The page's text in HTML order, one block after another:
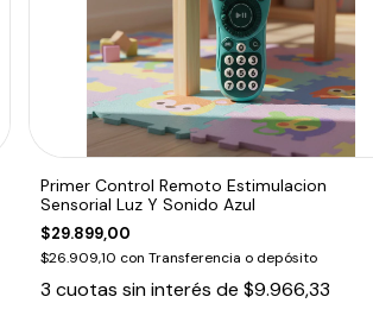
Primer Control Remoto Estimulacion
Sensorial Luz Y Sonido Azul
$29.899,00
$26.909,10 con Transferencia o depósito
3 cuotas sin interés de $9.966,33